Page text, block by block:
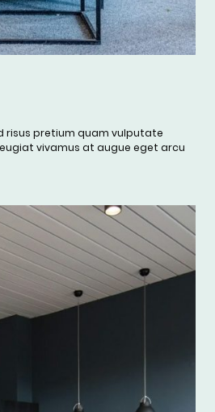
risus pretium quam vulputate
vivamus at augue eget arcu